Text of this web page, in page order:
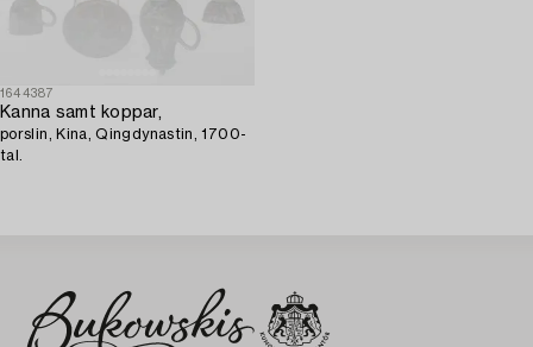
1644387
Kanna samt koppar,
porslin, Kina, Qingdynastin, 1700-
tal.